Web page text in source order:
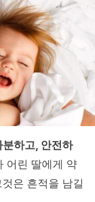
하고, 안전하
어린 딸에게 약
은 흔적을 남길